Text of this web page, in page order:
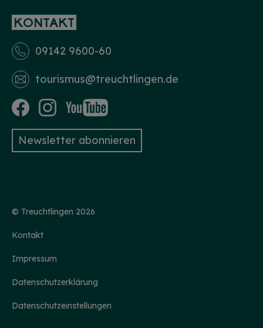
KONTAKT
09142 9600-60
tourismus­@treuchtlingen.de
Newsletter abonnieren
© Treuchtlingen 2026
Kontakt
Impressum
Datenschutzerklärung
Datenschutzeinstellungen
HINWEIS
du Lust das Gesicht der Treuchtlinger
Lächeln ins Gesicht zu zaubern und Freude und
Herzlichkeit auszustrahlen? Dann melde dich